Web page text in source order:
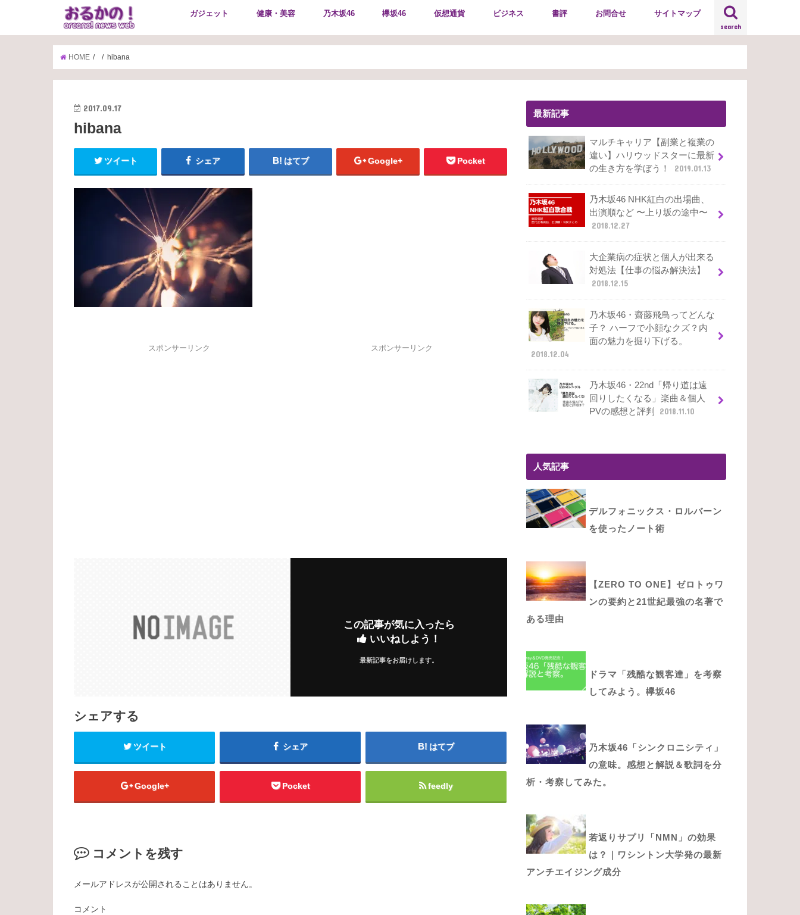
search
ガジェット 健康・美容 乃木坂46 欅坂46 仮想通貨 ビジネス 書評 お問合せ サイトマップ
HOME hibana
2017.09.17
hibana
ツイート シェア はてブ Google+ Pocket
スポンサーリンク スポンサーリンク
この記事が気に入ったら
いいねしよう！
最新記事をお届けします。
シェアする
ツイート シェア はてブ
Google+ Pocket feedly
コメントを残す
メールアドレスが公開されることはありません。
コメント
最新記事
マルチキャリア【副業と複業の
違い】ハリウッドスターに最新
の生き方を学ぼう！
2019.01.13
乃木坂46 NHK紅白の出場曲、
出演順など 〜上り坂の途中〜
2018.12.27
大企業病の症状と個人が出来る
対処法【仕事の悩み解決法】
2018.12.15
乃木坂46・齋藤飛鳥ってどんな
子？ ハーフで小顔なクズ？内
面の魅力を掘り下げる。
2018.12.04
乃木坂46・22nd「帰り道は遠
回りしたくなる」楽曲＆個人
PVの感想と評判
2018.11.10
人気記事
デルフォニックス・ロルバーン
を使ったノート術
【ZERO TO ONE】ゼロトゥワ
ンの要約と21世紀最強の名著で
ある理由
ドラマ「残酷な観客達」を考察
してみよう。欅坂46
乃木坂46「シンクロニシティ」
の意味。感想と解説＆歌詞を分
析・考察してみた。
若返りサプリ「NMN」の効果
は？｜ワシントン大学発の最新
アンチエイジング成分